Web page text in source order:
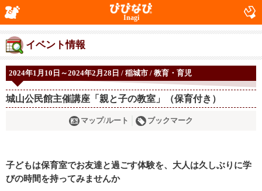
Inagi
イベント情報
2024年1月10日～2024年2月28日 / 稲城市 / 教育・育児
城山公民館主催講座「親と子の教室」（保育付き）
マップ/ルート ブックマーク
子どもは保育室でお友達と過ごす体験を、大人は久しぶりに学
びの時間を持ってみませんか